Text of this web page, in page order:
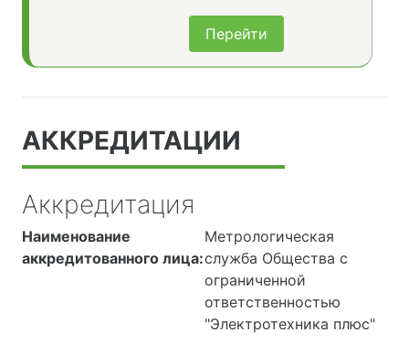
Перейти
АККРЕДИТАЦИИ
Аккредитация
Наименование
аккредитованного лица:
Метрологическая
служба Общества с
ограниченной
ответственностью
"Электротехника плюс"